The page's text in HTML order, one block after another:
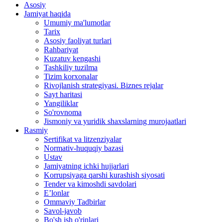
Asosiy
Jamiyat haqida
Umumiy ma'lumotlar
Tarix
Asosiy faoliyat turlari
Rahbariyat
Kuzatuv kengashi
Tashkiliy tuzilma
Tizim korxonalar
Rivojlanish strategiyasi. Biznes rejalar
Sayt haritasi
Yangiliklar
So'rovnoma
Jismoniy va yuridik shaxslarning murojaatlari
Rasmiy
Sertifikat va litzenziyalar
Normativ-huquqiy bazasi
Ustav
Jamiyatning ichki hujjarlari
Korrupsiyaga qarshi kurashish siyosati
Tender va kimoshdi savdolari
E’lonlar
Ommaviy Tadbirlar
Savol-javob
Bo'sh ish o'rinlari